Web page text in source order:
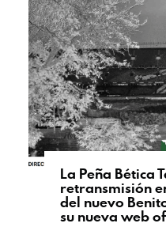
La Peña Bética
retransmisión
del nuevo
su nueva web